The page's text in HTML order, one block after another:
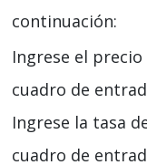
continuación:
Ingrese el
cuadro de
Ingrese la tasa
cuadro de